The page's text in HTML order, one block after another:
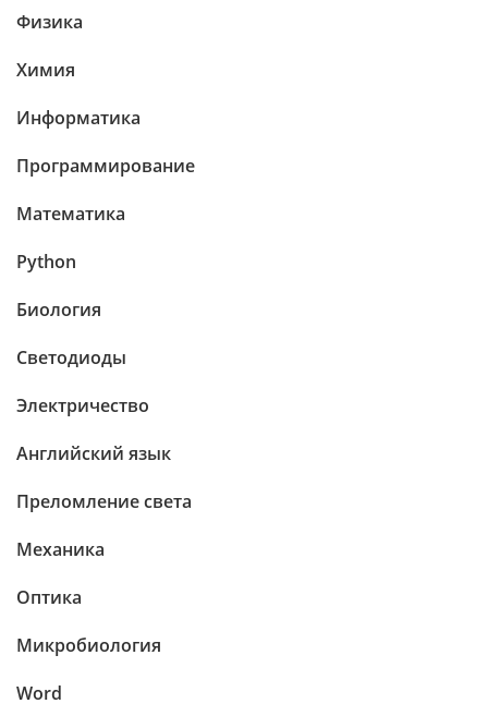
Физика
Химия
Информатика
Программирование
Математика
Python
Биология
Светодиоды
Электричество
Английский язык
Преломление света
Механика
Оптика
Микробиология
Word